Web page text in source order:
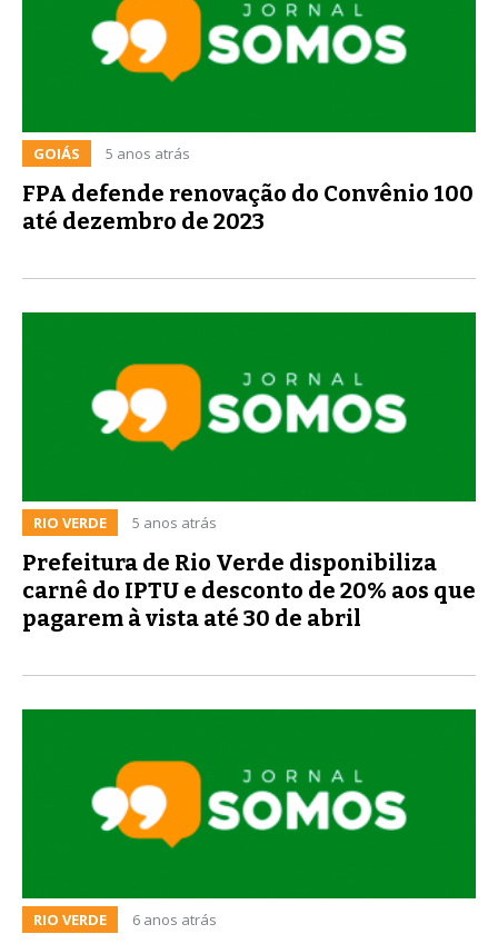
GOIÁS 5 anos atrás
FPA defende renovação do Convênio 100
até dezembro de 2023
RIO VERDE 5 anos atrás
Prefeitura de Rio Verde disponibiliza
carnê do IPTU e desconto de 20% aos que
pagarem à vista até 30 de abril
RIO VERDE 6 anos atrás